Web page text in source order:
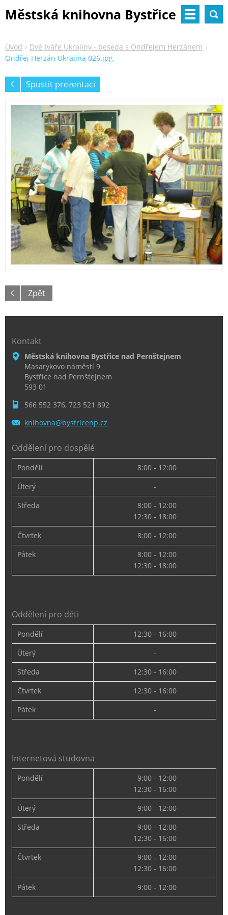
Městská knihovna Bystřice
Úvod
Dvě tváře Ukrajiny - beseda s Ondřejem Herzánem
Ondřej Herzán Ukrajina 026.jpg
Spustit prezentaci
Zpět
Kontakt
Městská knihovna Bystřice nad Pernštejnem
Masarykovo náměstí 9
Bystřice nad Pernštejnem
593 01
566 552 376, 723 521 892
knihovna@bystricenp.cz
Oddělení pro dospělé
Pondělí
8:00 - 12:00
Úterý
-
Středa
8:00 - 12:00
12:30 - 18:00
Čtvrtek
8:00 - 12:00
Pátek
8:00 - 12:00
12:30 - 18:00
Oddělení pro děti
Pondělí
12:30 - 16:00
Úterý
-
Středa
12:30 - 16:00
Čtvrtek
12:30 - 16:00
Pátek
-
Internetová studovna
Pondělí
9:00 - 12:00
12:30 - 16:00
Úterý
9:00 - 12:00
Středa
9:00 - 12:00
12:30 - 16:00
Čtvrtek
9:00 - 12:00
12:30 - 16:00
Pátek
9:00 - 12:00